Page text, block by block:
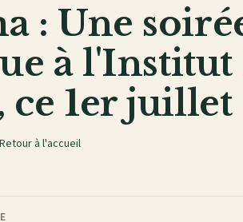
: Une
à l'Institut
ce 1er juillet
Retour à l'accueil